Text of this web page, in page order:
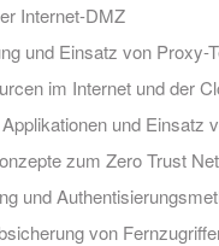
Internet-DMZ
und Einsatz von Proxy-
im Internet und der
und Einsatz
zum Zero Trust
und
von